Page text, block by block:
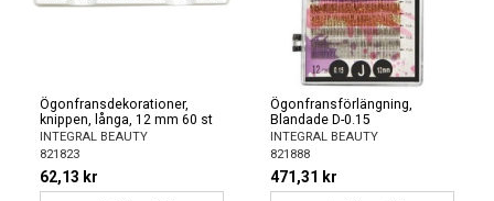
Ögonfransdekorationer,
knippen, långa, 12 mm 60 st
INTEGRAL BEAUTY
821823
62,13 kr
Ögonfransförlängning,
Blandade D-0.15
INTEGRAL BEAUTY
821888
471,31 kr